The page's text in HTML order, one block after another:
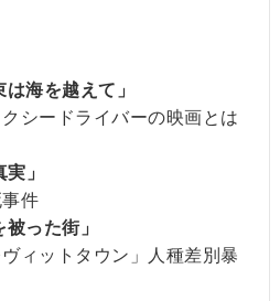
は海を越えて」
シードライバーの映画とは
」
件
った街」
ィットタウン」人種差別暴